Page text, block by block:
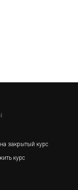
закрытый курс
курс